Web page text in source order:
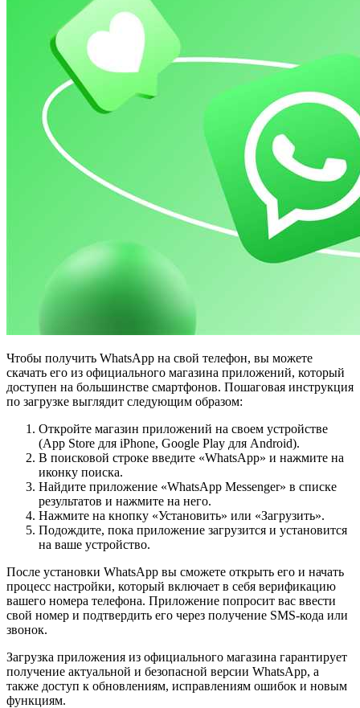
Чтобы получить WhatsApp на свой телефон, вы можете
скачать его из официального магазина приложений, который
доступен на большинстве смартфонов. Пошаговая инструкция
по загрузке выглядит следующим образом:
Откройте магазин приложений на своем устройстве
(App Store для iPhone, Google Play для Android).
В поисковой строке введите «WhatsApp» и нажмите на
иконку поиска.
Найдите приложение «WhatsApp Messenger» в списке
результатов и нажмите на него.
Нажмите на кнопку «Установить» или «Загрузить».
Подождите, пока приложение загрузится и установится
на ваше устройство.
После установки WhatsApp вы сможете открыть его и начать
процесс настройки, который включает в себя верификацию
вашего номера телефона. Приложение попросит вас ввести
свой номер и подтвердить его через получение SMS-кода или
звонок.
Загрузка приложения из официального магазина гарантирует
получение актуальной и безопасной версии WhatsApp, а
также доступ к обновлениям, исправлениям ошибок и новым
функциям.